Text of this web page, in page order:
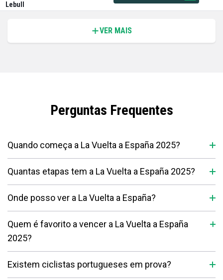
Lebull
VER MAIS
Perguntas Frequentes
Quando começa a La Vuelta a España 2025?
Quantas etapas tem a La Vuelta a España 2025?
Onde posso ver a La Vuelta a España?
Quem é favorito a vencer a La Vuelta a España
2025?
Existem ciclistas portugueses em prova?